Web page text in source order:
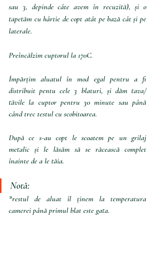
sau 3, depinde câte avem în recuzită), și o
tapetăm cu hârtie de copt atât pe bază cât și pe
laterale.
Preîncălzim cuptorul la 170C.
Împărțim aluatul în mod egal pentru a fi
distribuit pentu cele 3 blaturi, și dăm tava/
tăvile la cuptor pentru 30 minute sau până
când trec testul cu scobitoarea.
După ce s-au copt le scoatem pe un grilaj
metalic și le lăsăm să se răcească complet
înainte de a le tăia.
Notă:
*restul de aluat îl ținem la temperatura
camerei până primul blat este gata.